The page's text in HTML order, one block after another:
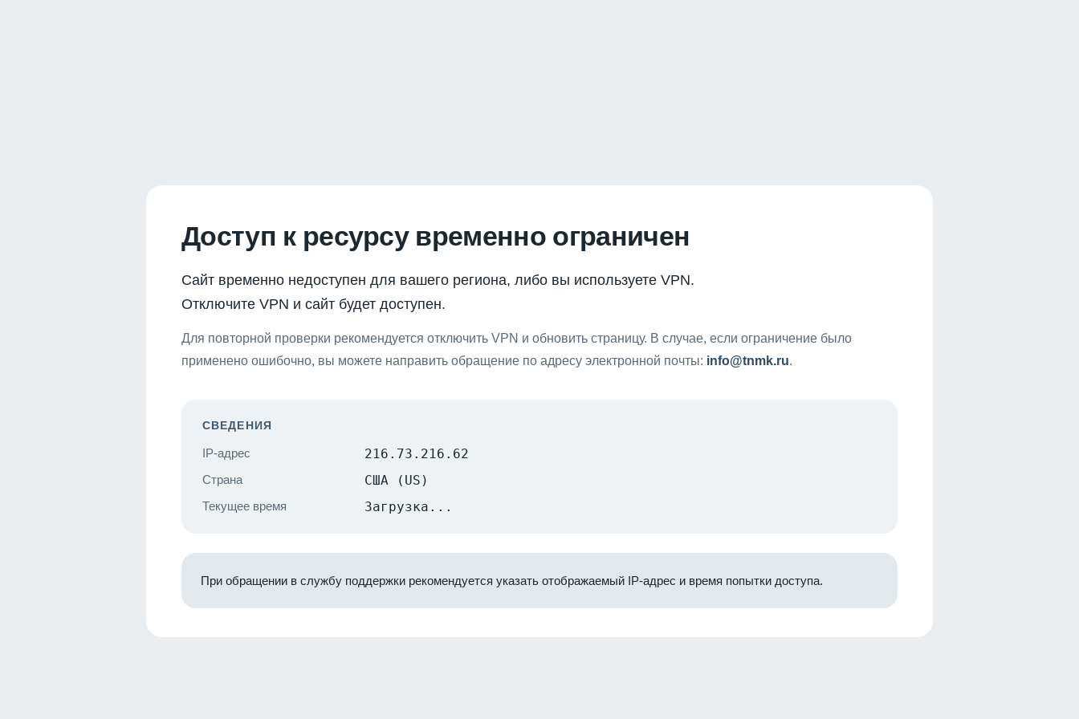
Доступ к ресурсу временно ограничен
Сайт временно недоступен для вашего региона, либо вы используете VPN.
Отключите VPN и сайт будет доступен.
Для повторной проверки рекомендуется отключить VPN и обновить страницу. В случае, если ограничение было
применено ошибочно, вы можете направить обращение по адресу электронной почты: info@tnmk.ru.
СВЕДЕНИЯ
IP-адрес 216.73.216.62
Страна США (US)
Текущее время Загрузка...
При обращении в службу поддержки рекомендуется указать отображаемый IP-адрес и время попытки доступа.